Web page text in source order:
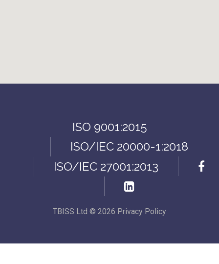
ISO 9001:2015
ISO/IEC 20000-1:2018
ISO/IEC 27001:2013
TBISS Ltd © 2026 Privacy Policy